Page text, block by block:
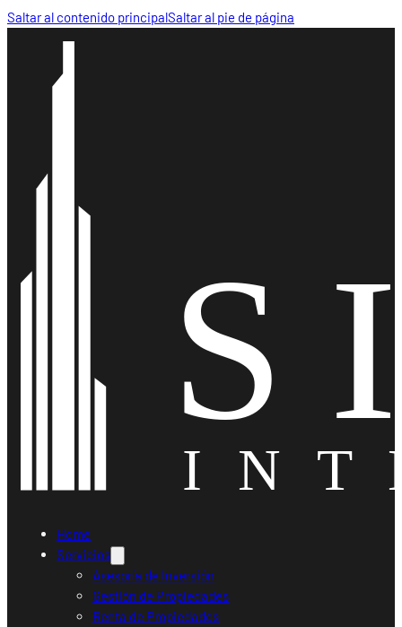
Saltar al contenido principalSaltar al pie de página
Home
Servicios
Asesoría de Inversión
Gestión de Propiedades
Renta de Propiedades